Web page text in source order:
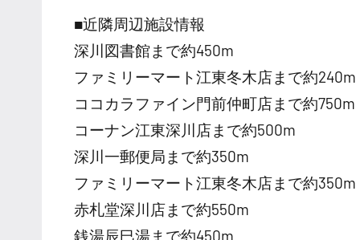
■近隣周辺施設情報
深川図書館まで約450m
ファミリーマート江東冬木店まで約240m
ココカラファイン門前仲町店まで約750m
コーナン江東深川店まで約500m
深川一郵便局まで約350m
ファミリーマート江東冬木店まで約350m
赤札堂深川店まで約550m
銭湯辰巳湯まで約450m